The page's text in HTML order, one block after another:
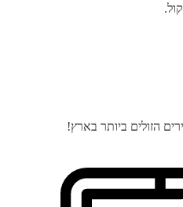
הזולים ביותר בארץ!